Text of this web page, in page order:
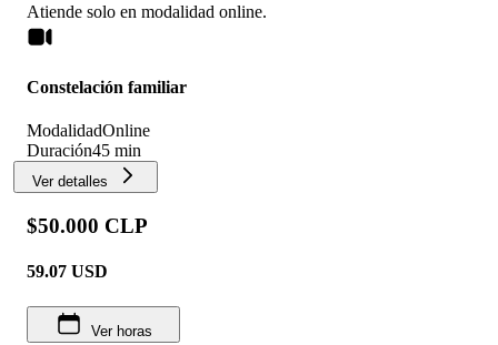
Atiende solo en modalidad online.
Constelación familiar
ModalidadOnline
Duración45 min
Ver detalles
$50.000 CLP
59.07 USD
Ver horas